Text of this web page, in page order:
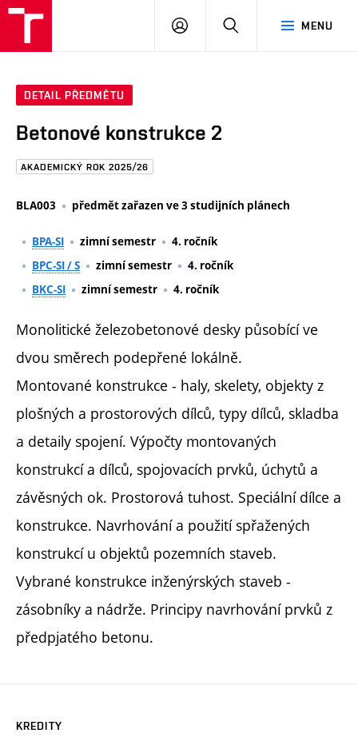
Brno
MENU
PŘIHLÁSIT
DETAIL PŘEDMĚTU
Betonové konstrukce 2
AKADEMICKÝ ROK 2025/26
BLA003 předmět zařazen ve 3 studijních plánech
BPA-SI zimní semestr
4. ročník
BPC-SI / S
zimní semestr
4. ročník
BKC-SI
zimní semestr 4. ročník
Monolitické železobetonové desky působící ve
dvou směrech podepřené lokálně.
Montované konstrukce - haly, skelety, objekty z
plošných a prostorových dílců, typy dílců, skladba
a detaily spojení. Výpočty montovaných
konstrukcí a dílců, spojovacích prvků, úchytů a
závěsných ok. Prostorová tuhost. Speciální dílce a
konstrukce. Navrhování a použití spřažených
konstrukcí u objektů pozemních staveb.
Vybrané konstrukce inženýrských staveb -
zásobníky a nádrže. Principy navrhování prvků z
předpjatého betonu.
KREDITY